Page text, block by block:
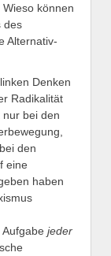
können
des
Alternativ-
Denken
Radikalität
nur bei den
den
eine
haben
jeder